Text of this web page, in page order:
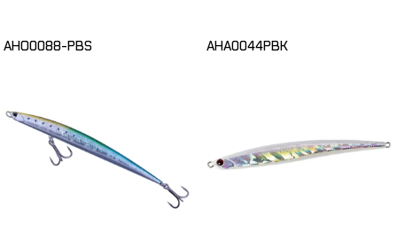
AHO0088-PBS AHA0044PBK